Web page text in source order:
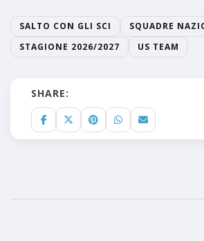
SALTO CON GLI SCI
SQUADRE
STAGIONE 2026/2027
US TEAM
SHARE: